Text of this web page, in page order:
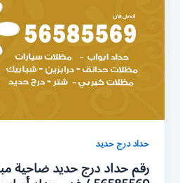
حداد درج حديد
رقم حداد درج حديد ضاحية